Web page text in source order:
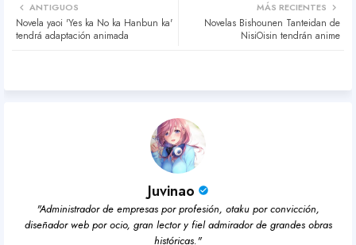
ter atsa
MÁS RECIENTES
Novelas Bishounen Tanteidan de
NisiOisin tendrán anime
ANTIGUOS
Novela yaoi 'Yes ka No ka Hanbun ka'
tendrá adaptación animada
Juvinao
"Administrador de empresas por profesión, otaku por convicción,
diseñador web por ocio, gran lector y fiel admirador de grandes obras
históricas."